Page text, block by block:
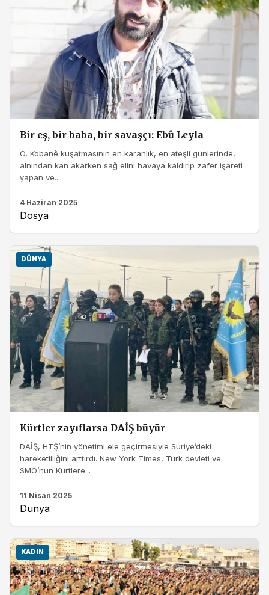
Bir eş, bir baba, bir savaşçı: Ebû Leyla
O, Kobanê kuşatmasının en karanlık, en ateşli günlerinde,
alnından kan akarken sağ elini havaya kaldırıp zafer işareti
yapan ve...
4 Haziran 2025
Dosya
DÜNYA
Kürtler zayıflarsa DAİŞ büyür
DAİŞ, HTŞ’nin yönetimi ele geçirmesiyle Suriye’deki
hareketliliğini arttırdı. New York Times, Türk devleti ve
SMO’nun Kürtlere...
11 Nisan 2025
Dünya
KADIN